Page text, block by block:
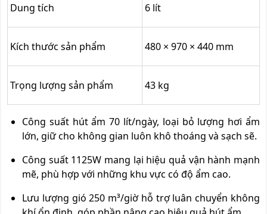
Dung tích 6 lít
Kích thước sản phẩm 480 × 970 × 440 mm
Trọng lượng sản phẩm 43 kg
Công suất hút ẩm 70 lít/ngày, loại bỏ lượng hơi ẩm
lớn, giữ cho không gian luôn khô thoáng và sạch sẽ.
Công suất 1125W mang lại hiệu quả vận hành mạnh
mẽ, phù hợp với những khu vực có độ ẩm cao.
Lưu lượng gió 250 m³/giờ hỗ trợ luân chuyển không